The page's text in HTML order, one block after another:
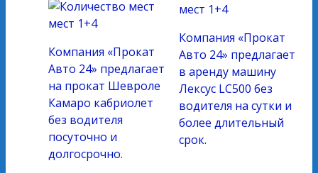
мест 1+4
Компания «Прокат
Авто 24» предлагает
на прокат Шевроле
Камаро кабриолет
без водителя
посуточно и
долгосрочно.
мест 1+4
Компания «Прокат
Авто 24» предлагает
в аренду машину
Лексус LC500 без
водителя на сутки и
более длительный
срок.